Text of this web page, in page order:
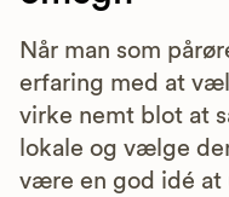
Når man som
erfaring med at
virke nemt blot at
lokale og vælge
være en god idé at